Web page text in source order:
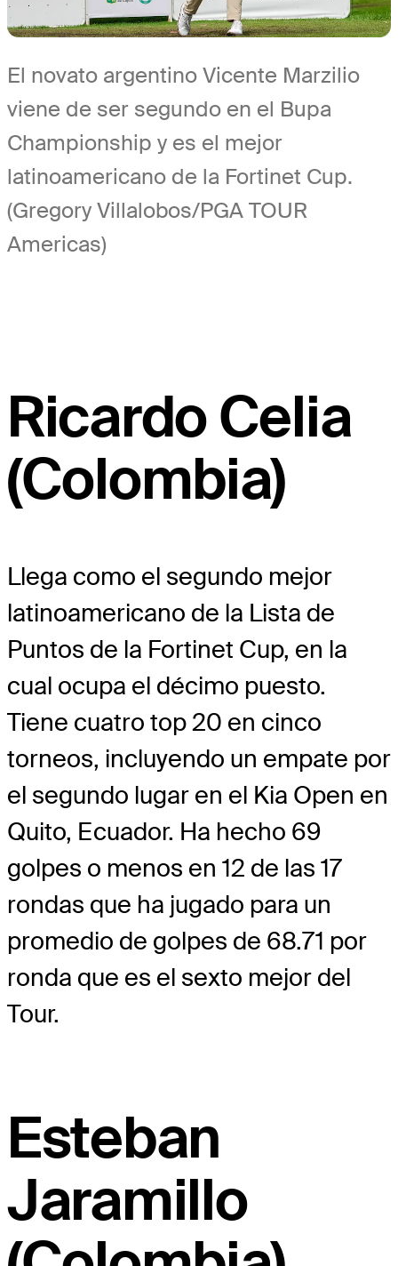
El novato argentino Vicente Marzilio
viene de ser segundo en el Bupa
Championship y es el mejor
latinoamericano de la Fortinet Cup.
(Gregory Villalobos/PGA TOUR
Americas)
Ricardo Celia
(Colombia)
Llega como el segundo mejor
latinoamericano de la Lista de
Puntos de la Fortinet Cup, en la
cual ocupa el décimo puesto.
Tiene cuatro top 20 en cinco
torneos, incluyendo un empate por
el segundo lugar en el Kia Open en
Quito, Ecuador. Ha hecho 69
golpes o menos en 12 de las 17
rondas que ha jugado para un
promedio de golpes de 68.71 por
ronda que es el sexto mejor del
Tour.
Esteban
Jaramillo